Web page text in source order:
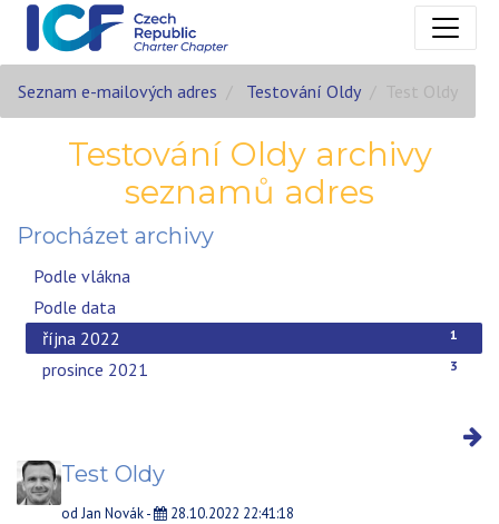
Seznam e-mailových adres Testování Oldy Test Oldy
Testování Oldy archivy
seznamů adres
Procházet archivy
Podle vlákna
Podle data
října 2022
1
prosince 2021 3
Test Oldy
od Jan Novák- 28.10.2022 22:41:18